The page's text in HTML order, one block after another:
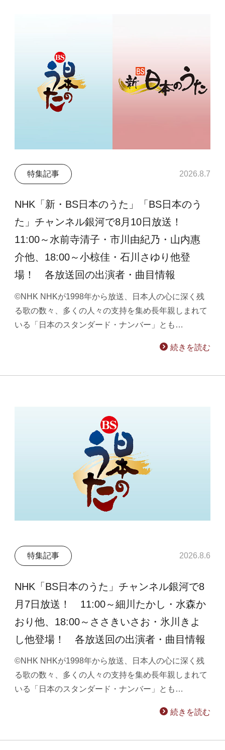
特集記事 2026.8.7
NHK「新・BS日本のうた」「BS日本のう
た」チャンネル銀河で8月10日放送！
11:00～水前寺清子・市川由紀乃・山内惠
介他、18:00～小椋佳・石川さゆり他登
場！ 各放送回の出演者・曲目情報
©NHK NHKが1998年から放送、日本人の心に深く残
る歌の数々、多くの人々の支持を集め長年親しまれて
いる「日本のスタンダード・ナンバー」とも…
続きを読む
特集記事 2026.8.6
NHK「BS日本のうた」チャンネル銀河で8
月7日放送！ 11:00～細川たかし・水森か
おり他、18:00～ささきいさお・氷川きよ
し他登場！ 各放送回の出演者・曲目情報
©NHK NHKが1998年から放送、日本人の心に深く残
る歌の数々、多くの人々の支持を集め長年親しまれて
いる「日本のスタンダード・ナンバー」とも…
続きを読む